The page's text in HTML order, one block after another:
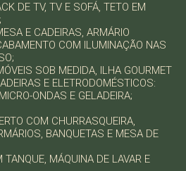
DE TV, TV E SOFÁ, TETO EM
E CADEIRAS, ARMÁRIO
COM ILUMINAÇÃO NAS
SOB MEDIDA, ILHA GOURMET
E ELETRODOMÉSTICOS:
ONDAS E GELADEIRA;
COM CHURRASQUEIRA,
BANQUETAS E MESA DE
MÁQUINA DE LAVAR E